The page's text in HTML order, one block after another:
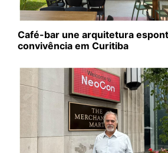
Café-bar une arquitetura
convivência em Curitiba